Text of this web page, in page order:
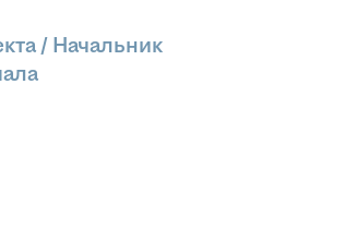
/ Начальник